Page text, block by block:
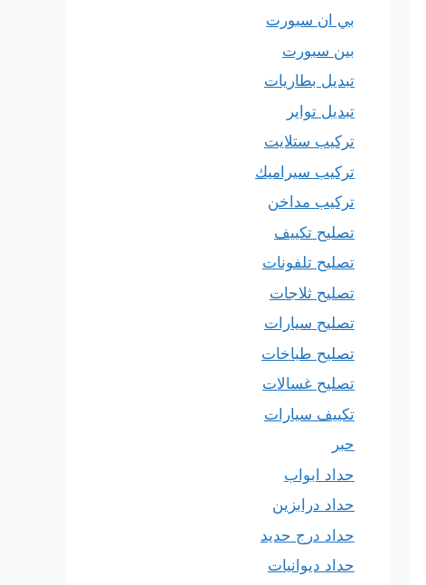
بي ان سبورت
بين سبورت
تبديل بطاريات
تبديل تواير
تركيب ستلايت
تركيب سيراميك
تركيب مداخن
تصليح تكييف
تصليح تلفونات
تصليح ثلاجات
تصليح سيارات
تصليح طباخات
تصليح غسالات
تكييف سيارات
حبر
حداد ابواب
حداد درابزين
حداد درج حديد
حداد ديوانيات